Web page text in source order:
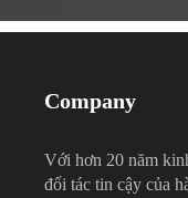
Company
Với hơn 20 năm
đối tác tin cậy của